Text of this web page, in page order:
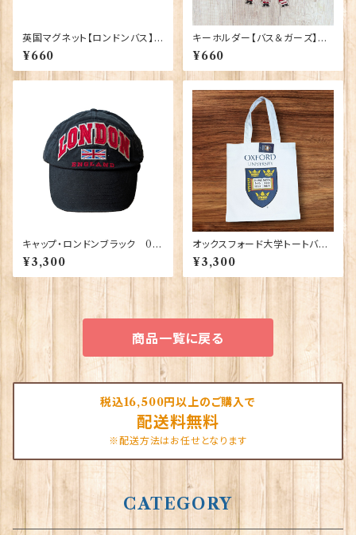
英国マグネット【ロンドンバス】E
lgate Products 90030（130
05）
¥660
キーホルダー【バス＆ガーズ】A&
S Gift 90425
¥660
キャップ・ロンドンブラック 00
195
¥3,300
オックスフォード大学トートバッ
グ Elgate Products 90378
¥3,300
商品一覧に戻る
税込16,500円以上のご購入で
配送料無料
※配送方法はお任せとなります
CATEGORY